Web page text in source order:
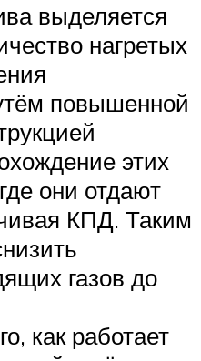
выделяется
нагретых
повышенной
этих
они отдают
КПД. Таким
газов до
как работает